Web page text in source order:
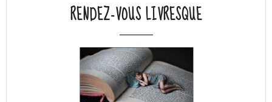
RENDEZ-VOUS LIVRESQUE